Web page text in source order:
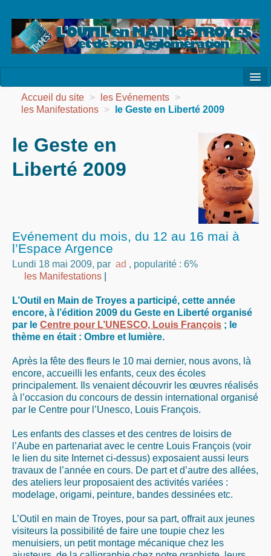
l’Association
la Vie des Ateliers
les Evénements
Contact
Accueil du site > les Evénements >
les Manifestations > le Geste en Liberté 2009
le Geste en
Liberté 2009
Evénement du mois, du 12 au 16 mai à
l’Espace Argence
Lundi 18 mai 2009, par ad , popularité : 6%
les Manifestations
L’Outil en Main de Troyes a participé, cette année
encore, à l’édition 2009 du Geste en Liberté organisé
par le Centre pour L’UNESCO, Louis François ; le
thème en était : Ombre et lumière.
Après la fête des fleurs le 10 mai dernier, nous avons, là
encore, accueilli les enfants, ceux des écoles
principalement. Ils venaient découvrir les œuvres réalisés
à l’occasion du concours de dessin international organisé
par le Centre pour l’Unesco, Louis François.
Les enfants des classes et des centres de loisirs de
l’Aube en partenariat avec le centre Louis François (voir
le lien du site Internet ci-dessus) exposaient aussi leurs
travaux de l’année en cours. De part et d’autre des allées,
des ateliers leur proposaient des activités variées :
modelage, origami, peinture, bandes dessinées etc.
L’Outil en main de Troyes, pour sa part, offrait aux jeunes
visiteurs la possibilité de faire une toupie chez les
menuisiers, un petit montage mécanique chez les